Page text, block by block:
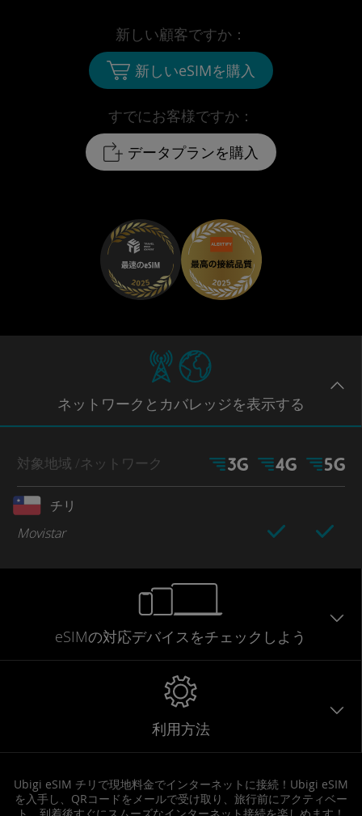
すでにお客様ですか：
データプランを購入
新しい顧客ですか：
新しいeSIMを購入
ネットワークとカバレッジを表示する
対象地域 /ネットワーク
チリ
Movistar
eSIMの対応デバイスをチェックしよう
利用方法
Ubigi eSIM チリで現地料金でインターネットに接続！Ubigi eSIM
を入手し、QRコードをメールで受け取り、旅行前にアクティベー